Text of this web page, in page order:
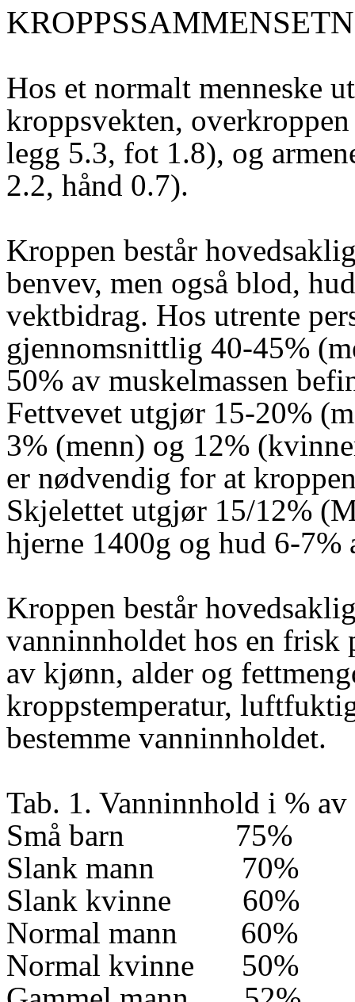
Hos et normalt menneske
kroppsvekten,
legg 5.3, fot 1.8), og
2.2, hånd 0.7).
Kroppen består
benvev, men også blod,
vektbidrag. Hos utrente
gjennomsnittlig 40-45%
50% av muskelmassen
Fettvevet utgjør 15-20%
3% (menn) og 12%
er nødvendig for at
Skjelettet utgjør 15/12%
hjerne 1400g og hud 6-7%
Kroppen består
vanninnholdet hos en frisk
av kjønn, alder og
kroppstemperatur,
bestemme vanninnholdet.
Tab. 1. Vanninnhold i %
Små barn
75%
Slank mann
70%
Slank kvinne
60%
Normal mann
60%
Normal kvinne
50%